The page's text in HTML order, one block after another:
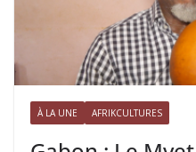
À LA UNE AFRIKCULTURES